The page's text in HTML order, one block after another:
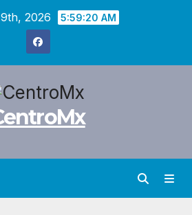
2026 5:59:21 AM